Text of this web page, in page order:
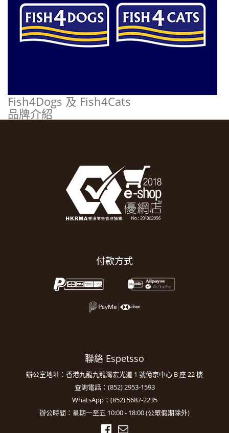
Fish4Dogs 及 Fish4Cats
品牌介紹
付款方式
聯絡 Espetsso
辦公室地址：香港九龍九龍灣宏光道 1 號億京中心 B 座 22 樓
查詢電話：(852) 2953-1593
WhatsApp：(852) 5687-2235
辦公時間：星期一至五 10:00 - 18:00 (公眾假期除外)